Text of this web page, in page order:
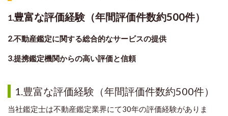
1.豊富な評価経験（年間評価件数約500件）
2.不動産鑑定に関する総合的なサービスの提供
3.提携鑑定機関からの高い評価と信頼
1.豊富な評価経験（年間評価件数約500件）
当社鑑定士は不動産鑑定業界にて30年の評価経験がありま